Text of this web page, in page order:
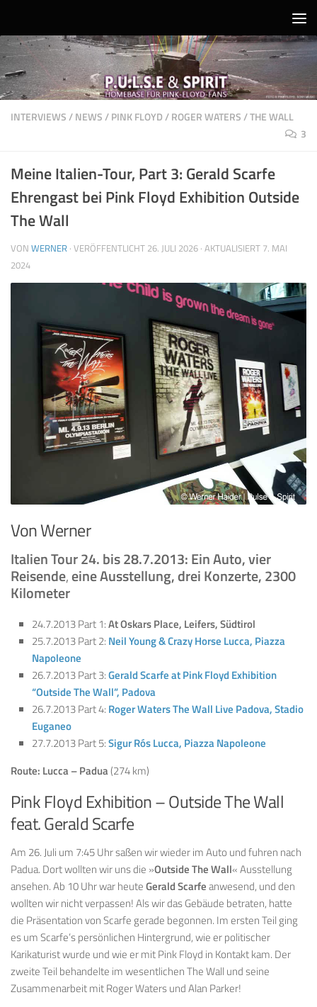
INTERVIEWS/NEWS/PINK FLOYD/ROGER WATERS/THE WALL
3
Meine Italien-Tour, Part 3: Gerald Scarfe
Ehrengast bei Pink Floyd Exhibition Outside
The Wall
VON WERNER · VERÖFFENTLICHT 26. JULI 2026 · AKTUALISIERT 7. MAI
2024
Von Werner
Italien Tour 24. bis 28.7.2013:Ein Auto,vier
Reisende,eine Ausstellung, drei Konzerte, 2300
Kilometer
24.7.2013 Part 1:At Oskars Place, Leifers, Südtirol
25.7.2013 Part 2: Neil Young & Crazy Horse Lucca, Piazza
Napoleone
26.7.2013 Part 3:Gerald Scarfe at Pink Floyd Exhibition
“Outside The Wall”, Padova
26.7.2013 Part 4: Roger Waters The Wall Live Padova, Stadio
Euganeo
27.7.2013 Part 5:Sigur Rós Lucca, Piazza Napoleone
Route: Lucca – Padua(274 km)
Pink Floyd Exhibition – Outside The Wall
feat. Gerald Scarfe
Am 26. Juli um 7:45 Uhr saßen wir wieder im Auto und fuhren nach
Padua. Dort wollten wir uns die »Outside The Wall« Ausstellung
ansehen. Ab 10 Uhr war heuteGerald Scarfeanwesend, und den
wollten wir nicht verpassen! Als wir das Gebäude betraten, hatte
die Präsentation von Scarfe gerade begonnen. Im ersten Teil ging
es um Scarfe’s persönlichen Hintergrund, wie er politischer
Karikaturist wurde und wie er mit Pink Floyd in Kontakt kam. Der
zweite Teil behandelte im wesentlichen The Wall und seine
Zusammenarbeit mit Roger Waters und Alan Parker!